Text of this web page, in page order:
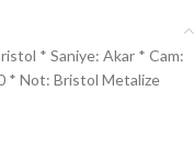
* Saniye: Akar * Cam:
* Not: Bristol Metalize